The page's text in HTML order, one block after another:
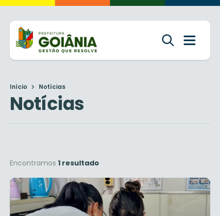
Início Notícias
Notícias
Encontramos 1 resultado